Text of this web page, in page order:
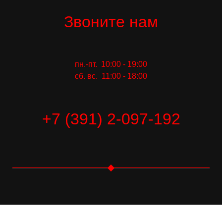
Звоните нам
пн.-пт. 10:00 - 19:00
сб. вс. 11:00 - 18:00
+7 (391) 2-097-192